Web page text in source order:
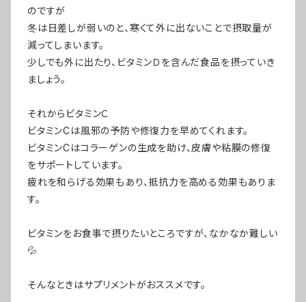
のですが
冬は日差しが弱いのと、寒くて外に出ないことで摂取量が
減ってしまいます。
少しでも外に出たり、ビタミンＤを含んだ食品を摂っていき
ましょう。
それからビタミンＣ
ビタミンCは風邪の予防や修復力を早めてくれます。
ビタミンCはコラーゲンの生成を助け、皮膚や粘膜の修復
をサポートしています。
疲れを和らげる効果もあり、抵抗力を高める効果もありま
す。
ビタミンをお食事で摂りたいところですが、なかなか難しい
💦
そんなときはサプリメントがおススメです。